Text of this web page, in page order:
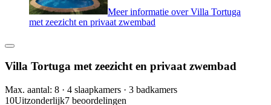
Meer informatie over Villa Tortuga
met zeezicht en privaat zwembad
Villa Tortuga met zeezicht en privaat zwembad
Max. aantal: 8 · 4 slaapkamers · 3 badkamers
10Uitzonderlijk7 beoordelingen